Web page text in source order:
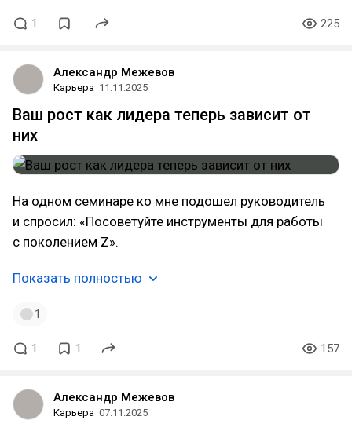
1 225
Александр Межевов
Карьера 11.11.2025
Ваш рост как лидера теперь зависит от
них
На одном семинаре ко мне подошел руководитель
и спросил: «Посоветуйте инструменты для работы
с поколением Z».
Показать полностью
1
1 1 157
Александр Межевов
Карьера 07.11.2025